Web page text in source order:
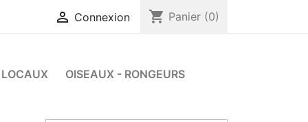
 Connexion shopping_cart Panier (0)
LOCAUX OISEAUX - RONGEURS